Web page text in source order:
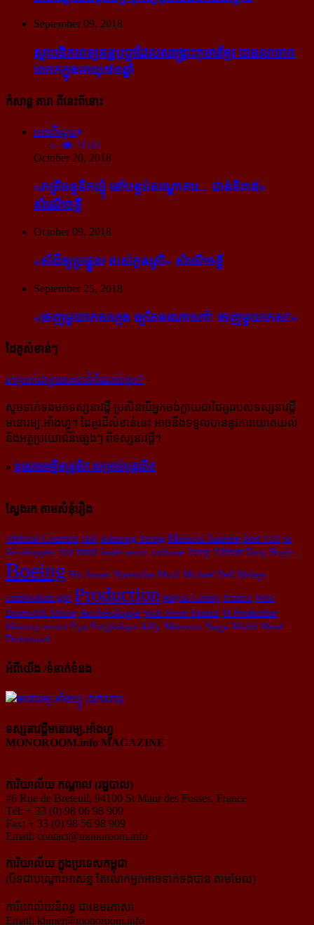
September 09, 2018
ស្ថាបនិក​ពេទ្យ​គន្ធបុប្ផា​ដែល​សង្គ្រោះ​កុមារ​ខ្មែរ​ បាន​លាចាក​
លោក​ក្នុង​អាយុ​៧១ឆ្នាំ
កំសាន្ដ តារា ពីនេះពីនោះ
អានពិស្ដារ
9542
October 20, 2018
«រាត្រីចន្ទទឹកឃ្មុំ នៅបន្ទប់សណ្ឋាគារ... ជាន់ទី៣៥»
សំណើចខ្លី
October 09, 2018
«សំដី​ឲ្យ​ប្រផ្នូល របស់​កូនស្រី» សំណើចខ្លី
September 25, 2018
«ចេញ​មួយ​កេស​ហ្មង ឲ្យ​តែ​នរណា​ហៅ! ចេញ​មួយ​កេស!»
ដៃគូសំខាន់ៗ
រក​​ប្រាក់​​ជា​​មួយ​​គេហទំព័រ​​របស់​​អ្នក? -
សូម​ទាក់ទង​មក​ទស្សនាវដ្ដី ប្រសិន​បើ​អ្នក​ចង់​ក្លាយ​ជា​ដៃគូរ​របស់​ទស្សនាវដ្ដី​
មនោរម្យ.អាំងហ្វូ។ ដៃ​គូរ​ដ៏​សំខាន់​នេះ អាច​នឹង​ទទួល​បាន​នូវ​ការ​យោគយល់
និង​អត្ថ​ប្រយោជន៍​ផ្សេងៗ ពីទស្សនាវដ្ដី។
» ទូរសាអេឡិចត្រូនិក សម្រាប់បុគ្គលិក
ស្វែងរក តាមសំនុំរឿង
Thibaut Courtois IBF Khuong Sreng Maison hantée Beer Girl se
développer Tea banh haute savoir toulouse Tony Abbott Dany Boyle
Boeing Hu Jintao Narendra Modi Michael Dell Malaga
cambodian girl Production Royal Group France West
Bromwich Albion Archéologie Wall Street Journal M Production
Memory record Piya Pongkulapa Adly Mansour Naga World Metal
Dortmund
អំពីយើង /ទំនាក់ទំនង
ទស្សនាវដ្ដីមនោរម្យ.អាំងហ្វូ
MONOROOM.info MAGAZINE
ការិយាល័យ កណ្ដាល (រដ្ឋបាល)
#6 Rue de Breteuil, 94100 St Maur des Fosses, France
Tél: + 33 (0) 98 06 98 909
Fax: + 33 (0) 98 56 98 909
Email: contact@monoroom.info
ការិយាល័យ ក្នុង​ប្រទេស​កម្ពុជា
(បិទជាបណ្ដោះអាសន្ន តែលោកអ្នកអាចទាក់ទងបាន តាមមែល)
ការិយាល័យនិពន្ធ ជាខេមរភាសា
Email: khmer@monoroom.info